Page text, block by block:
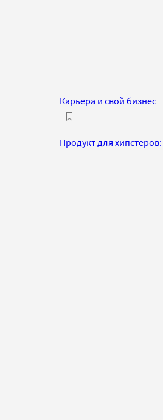
Карьера и свой бизнес
Продукт для